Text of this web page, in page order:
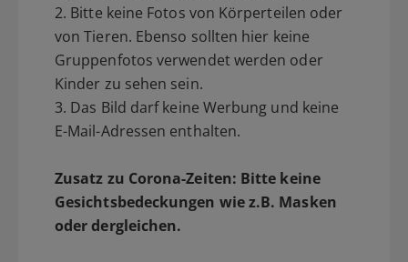
2. Bitte keine Fotos von Körperteilen oder
von Tieren. Ebenso sollten hier keine
Gruppenfotos verwendet werden oder
Kinder zu sehen sein.
3. Das Bild darf keine Werbung und keine
E-Mail-Adressen enthalten.
Zusatz zu Corona-Zeiten: Bitte keine
Gesichtsbedeckungen wie z.B. Masken
oder dergleichen.